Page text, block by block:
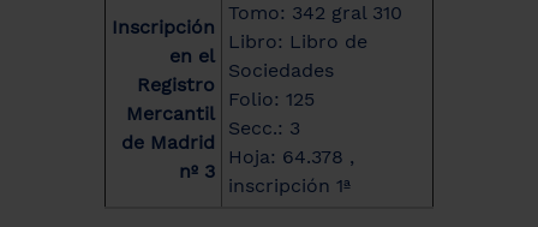
Inscripción
en el
Registro
Mercantil
de Madrid
nº 3
Tomo: 342 gral 310
Libro: Libro de
Sociedades
Folio: 125
Secc.: 3
Hoja: 64.378 ,
inscripción 1ª